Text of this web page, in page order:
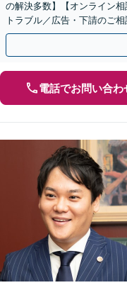
の解決多数】【オンライン
トラブル／広告・下請のご
式の相続／誹謗中傷対策／
電話でお問い合わ